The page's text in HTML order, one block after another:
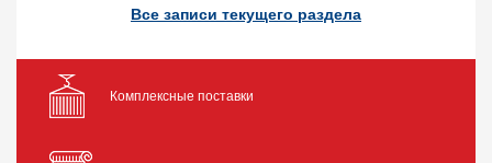
Все записи текущего раздела
Комплексные поставки